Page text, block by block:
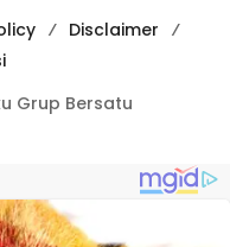
Disclaimer
Grup Bersatu